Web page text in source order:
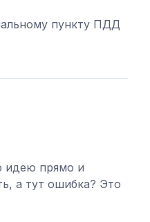
пункту ПДД
идею прямо и
а тут ошибка? Это